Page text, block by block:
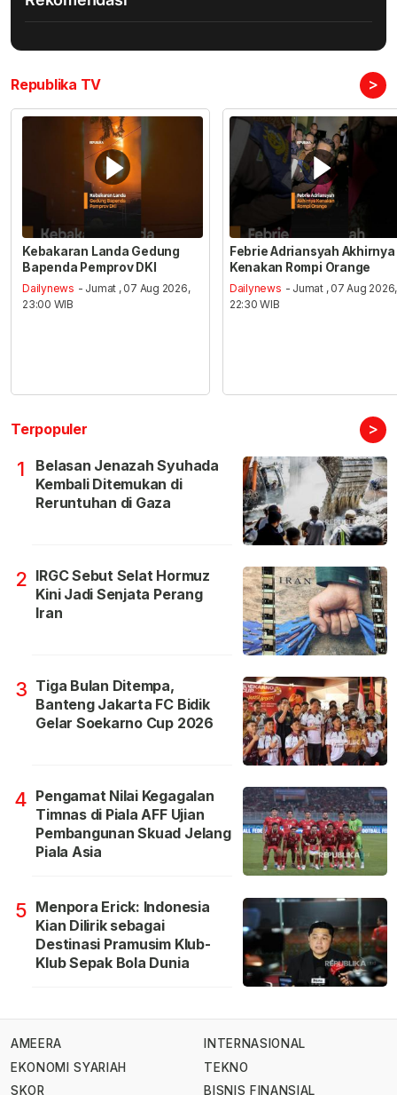
Republika TV >
Kebakaran Landa Gedung
Bapenda Pemprov DKI
Dailynews - Jumat , 07 Aug 2026,
23:00 WIB
Febrie Adriansyah Akhirnya
Kenakan Rompi Orange
Dailynews - Jumat , 07 Aug 2026,
22:30 WIB
Terpopuler >
1
Belasan Jenazah Syuhada
Kembali Ditemukan di
Reruntuhan di Gaza
2 IRGC Sebut Selat Hormuz
Kini Jadi Senjata Perang
Iran
3 Tiga Bulan Ditempa,
Banteng Jakarta FC Bidik
Gelar Soekarno Cup 2026
4 Pengamat Nilai Kegagalan
Timnas di Piala AFF Ujian
Pembangunan Skuad Jelang
Piala Asia
5 Menpora Erick: Indonesia
Kian Dilirik sebagai
Destinasi Pramusim Klub-
Klub Sepak Bola Dunia
AMEERA
EKONOMI SYARIAH
SKOR
INTERNASIONAL
TEKNO
BISNIS FINANSIAL